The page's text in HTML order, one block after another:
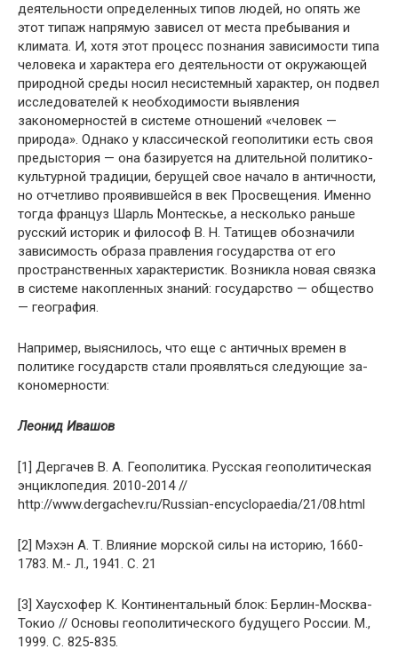
деятельности определенных типов людей, но опять же
этот типаж напрямую зависел от места пребывания и
климата. И, хотя этот процесс познания зависимости типа
человека и характера его деятельности от окружающей
природной среды носил несистемный характер, он подвел
исследова­телей к необходимости выявления
закономерностей в си­стеме отношений «человек —
природа». Однако у классиче­ской геополитики есть своя
предыстория — она базируется на длительной политико-
культурной традиции, берущей свое начало в античности,
но отчетливо проявившейся в век Просвещения. Именно
тогда француз Шарль Мон­тескье, а несколько раньше
русский историк и философ В. Н. Татищев обозначили
зависимость образа правления государства от его
пространственных характеристик. Воз­никла новая связка
в системе накопленных знаний: госу­дарство — общество
— география.
Например, выяснилось, что еще с античных времен в
политике государств стали проявляться следующие за­
кономерности:
Леонид Ивашов
[1] Дергачев В. А. Геополитика. Русская геополитическая
энциклопедия. 2010-2014 //
http://www.dergachev.ru/Russian-encyclopaedia/21/08.html
[2] Мэхэн А. Т. Влияние морской силы на историю, 1660-
1783. М.- Л., 1941. С. 21
[3] Хаусхофер К. Континентальный блок: Берлин-Москва-
Токио // Основы геополитического будущего России. М.,
1999. С. 825-835.